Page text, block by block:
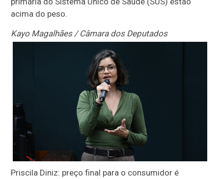
acima do peso.
Kayo Magalhães / Câmara dos Deputados
Priscila Diniz: preço final para o consumidor é